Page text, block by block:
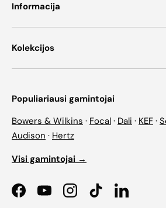
Informacija
Kolekcijos
Populiariausi gamintojai
Bowers & Wilkins · Focal · Dali · KEF ·
Audison · Hertz
Visi gamintojai →
FacebookYouTubeInstagramTikTokLinkedIn